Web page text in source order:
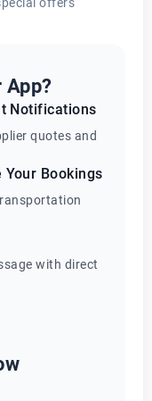
App?
Notifications
quotes and
Your Bookings
with direct